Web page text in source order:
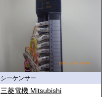
シーケンサー
三菱電機 Mitsubishi